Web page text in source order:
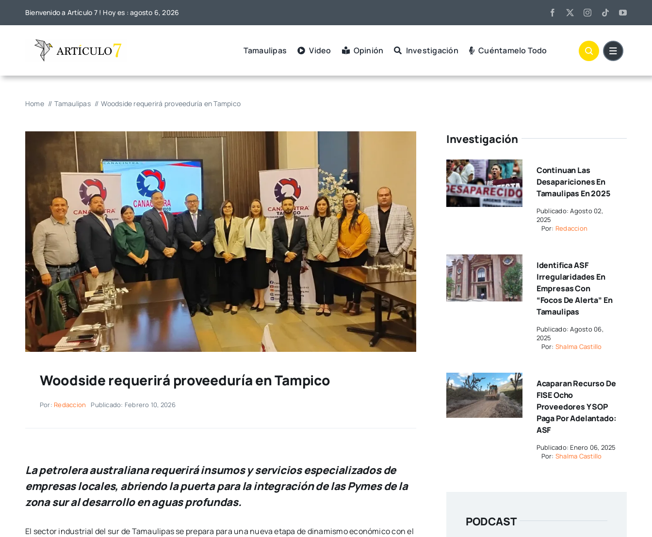
Bienvenido a Artículo 7 ! Hoy es : agosto 6, 2026
Tamaulipas Video Opinión Investigación Cuéntamelo Todo
Home Tamaulipas Woodside requerirá proveeduría en Tampico
Woodside requerirá proveeduría en Tampico
Por: Redaccion Publicado: Febrero 10, 2026
La petrolera australiana requerirá insumos y servicios especializados de
empresas locales, abriendo la puerta para la integración de las Pymes de la
zona sur al desarrollo en aguas profundas.
El sector industrial del sur de Tamaulipas se prepara para una nueva etapa de dinamismo económico con el
Investigación
Continuan Las
Desapariciones En
Tamaulipas En 2025
Publicado: Agosto 02,
2025
Por: Redaccion
Identifica ASF
Irregularidades En
Empresas Con
“focos De Alerta” En
Tamaulipas
Publicado: Agosto 06,
2025
Por: Shalma Castillo
Acaparan Recurso De
FISE Ocho
Proveedores Y SOP
Paga Por Adelantado:
ASF
Publicado: Enero 06, 2025
Por: Shalma Castillo
PODCAST